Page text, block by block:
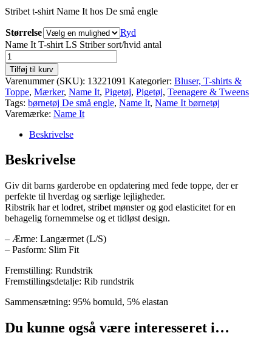
Stribet t-shirt Name It hos De små engle
Størrelse
Ryd
Name It T-shirt LS Striber sort/hvid antal
Tilføj til kurv
Varenummer (SKU): 13221091 Kategorier: Bluser, T-shirts &
Toppe, Mærker, Name It, Pigetøj, Pigetøj, Teenagere & Tweens
Tags: børnetøj De små engle, Name It, Name It børnetøj
Varemærke: Name It
Beskrivelse
Beskrivelse
Giv dit barns garderobe en opdatering med fede toppe, der er
perfekte til hverdag og særlige lejligheder.
Ribstrik har et lodret, stribet mønster og god elasticitet for en
behagelig fornemmelse og et tidløst design.
– Ærme: Langærmet (L/S)
– Pasform: Slim Fit
Fremstilling: Rundstrik
Fremstillingsdetalje: Rib rundstrik
Sammensætning: 95% bomuld, 5% elastan
Du kunne også være interesseret i…